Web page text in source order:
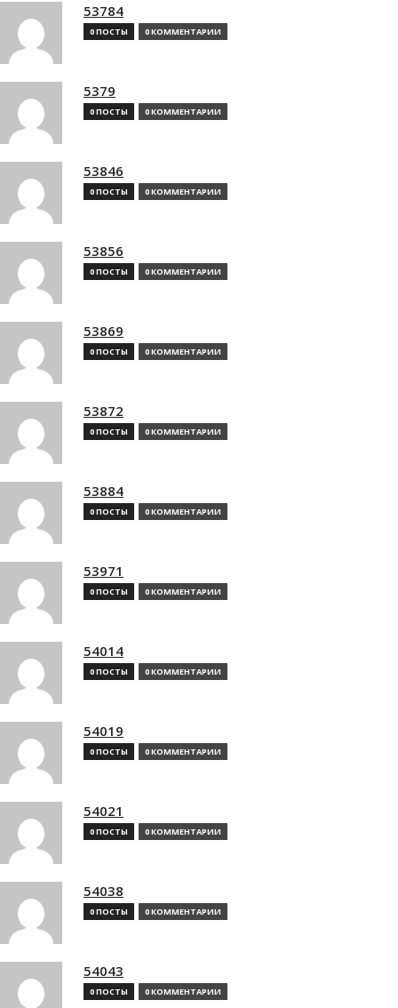
53784
0 ПОСТЫ 0 КОММЕНТАРИИ
5379
0 ПОСТЫ 0 КОММЕНТАРИИ
53846
0 ПОСТЫ 0 КОММЕНТАРИИ
53856
0 ПОСТЫ 0 КОММЕНТАРИИ
53869
0 ПОСТЫ 0 КОММЕНТАРИИ
53872
0 ПОСТЫ 0 КОММЕНТАРИИ
53884
0 ПОСТЫ 0 КОММЕНТАРИИ
53971
0 ПОСТЫ 0 КОММЕНТАРИИ
54014
0 ПОСТЫ 0 КОММЕНТАРИИ
54019
0 ПОСТЫ 0 КОММЕНТАРИИ
54021
0 ПОСТЫ 0 КОММЕНТАРИИ
54038
0 ПОСТЫ 0 КОММЕНТАРИИ
54043
0 ПОСТЫ 0 КОММЕНТАРИИ